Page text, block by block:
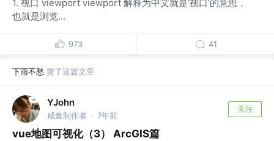
1. 视口 viewport viewport 解释为中文就是‘视口’的意思，
也就是浏览...
973 41
下雨不愁 赞了这篇文章
YJohn
咸鱼制作者 · 7年前
关注
vue地图可视化（3） ArcGIS篇